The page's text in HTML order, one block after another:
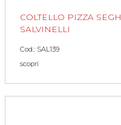
COLTELLO PIZZA
SALVINELLI
Cod.: SAL139
scopri